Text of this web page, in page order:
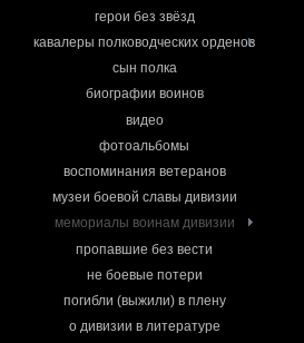
герои без звёзд
кавалеры полководческих орденов
сын полка
биографии воинов
видео
фотоальбомы
воспоминания ветеранов
музеи боевой славы дивизии
мемориалы воинам дивизии
пропавшие без вести
не боевые потери
погибли (выжили) в плену
о дивизии в литературе